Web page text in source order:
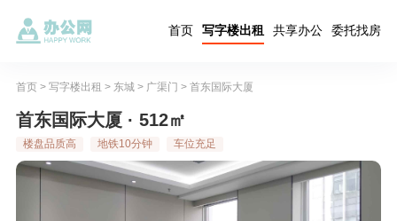
首页 写字楼出租 共享办公 委托找房
首页> 写字楼出租 > 东城> 广渠门 > 首东国际大厦
首东国际大厦 · 512㎡
楼盘品质高 地铁10分钟 车位充足